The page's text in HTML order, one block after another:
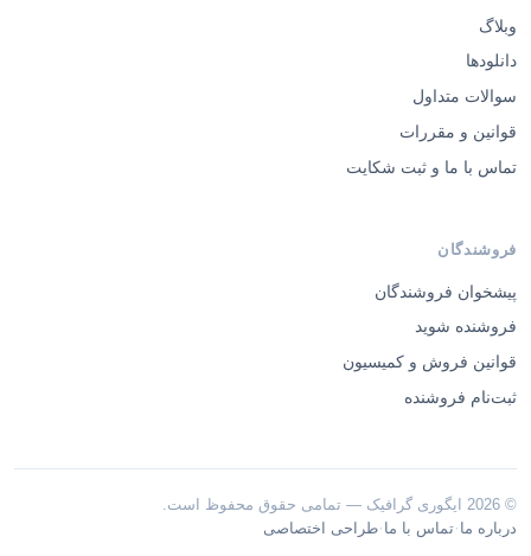
وبلاگ
دانلودها
سوالات متداول
قوانین و مقررات
تماس با ما و ثبت شکایت
فروشندگان
پیشخوان فروشندگان
فروشنده شوید
قوانین فروش و کمیسیون
ثبت‌نام فروشنده
© 2026 ایگوری گرافیک — تمامی حقوق محفوظ است.
درباره ما ·تماس با ما ·طراحی اختصاصی